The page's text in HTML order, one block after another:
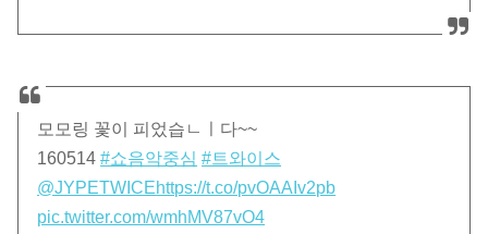
모모링 꽃이 피었습ㄴㅣ다~~
160514#쇼음악중심 #트와이스
@JYPETWICEhttps://t.co/pvOAAIv2pb
pic.twitter.com/wmhMV87vO4